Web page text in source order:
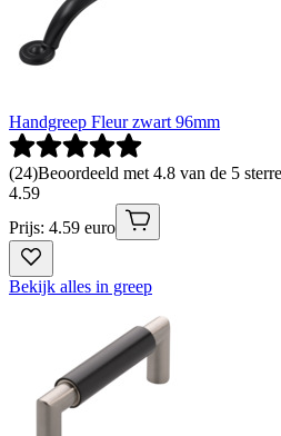
Handgreep Fleur zwart 96mm
(24)Beoordeeld met 4.8 van de 5
4.59
Prijs: 4.59 euro
Bekijk alles in greep